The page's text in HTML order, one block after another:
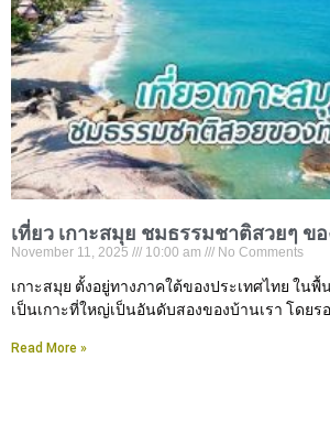
เที่ยว เกาะสมุย ชมธรรมชาติสวยๆ ข
November 11, 2025 10:00 am No Comments
เกาะสมุย ตั้งอยู่ทางภาคใต้ของประเทศไทย ใน
เป็นเกาะที่ใหญ่เป็นอันดับสองของบ้านเรา โดยรอ
Read More »